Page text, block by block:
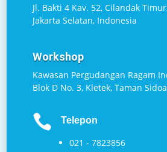
Jl. Bakti 4 Kav. 52, Cilandak
Jakarta Selatan, Indonesia
Workshop
Kawasan Pergudangan Ragam
Blok D No. 3, Kletek, Taman
 Telepon
021 - 7823856